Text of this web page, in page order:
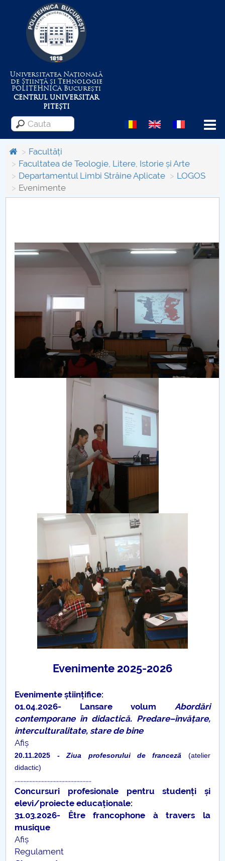
Universitatea Națională
de Știință și Tehnologie
POLITEHNICABucurești
CENTRUL UNIVERSITAR
PITEȘTI
Menu
Despre Universitate
Centrul de Management al Proiectelor
Nr. de telefon si adrese Facultăți
Români de pretutindeni - ADMITERE
Facultăți
Ghiduri pentru STUDENȚI
Relații Internaționale
Proiect PRIM STUD
Proiect SU-ETIC
Protecția datelor personale
UNIVERSITATE pentru comunitate
IOSUD/CSUD-Doctorate
Comisie de etica unversitară
Evenimente CUP
Accesibilitate pentru studenții cu dizabilități
Raportul Conducerii Centrului Universitar Pitești
privind implementarea Planului Operațional 2020-
2024
Parteneri CUP
Centrul de Consiliere și Orientare în Carieră
Chestionar angajabilitate ALUMNI – UPB
CAR2026
MENIU CANTINA
Facultăți
Facultatea de Teologie, Litere, Istorie și Arte
Departamentul Limbi Străine Aplicate
LOGOS
Evenimente
Evenimente 2025-2026
Evenimente științifice:
01.04.2026- Lansare volum Abordări
contemporane în didactică. Predare–învățare,
interculturalitate, stare de bine
Afiș
20.11.2025 -Ziua profesorului de franceză (atelier
didactic)
...................................................
Concursuri profesionale pentru studenți și
elevi/proiecte educaționale:
31.03.2026- Être francophone à travers la
musique
Afiș
Regulament